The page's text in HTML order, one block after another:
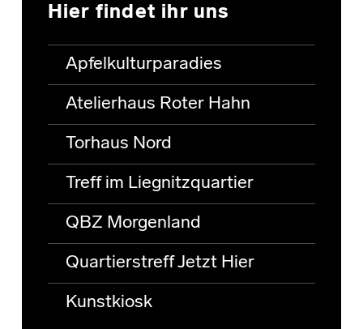
Hier findet ihr uns
Apfelkulturparadies
Atelierhaus Roter Hahn
Torhaus Nord
Treff im Liegnitzquartier
QBZ Morgenland
Quartierstreff Jetzt Hier
Kunstkiosk